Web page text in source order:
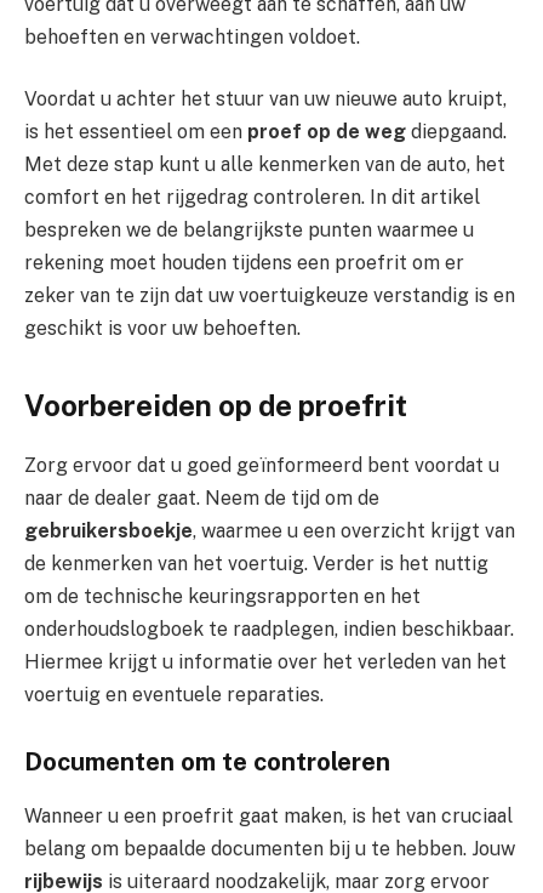
behoeften en verwachtingen voldoet.
Voordat u achter het stuur van uw nieuwe auto kruipt,
is het essentieel om een proef op de weg diepgaand.
Met deze stap kunt u alle kenmerken van de auto, het
comfort en het rijgedrag controleren. In dit artikel
bespreken we de belangrijkste punten waarmee u
rekening moet houden tijdens een proefrit om er
zeker van te zijn dat uw voertuigkeuze verstandig is en
geschikt is voor uw behoeften.
Voorbereiden op de proefrit
Zorg ervoor dat u goed geïnformeerd bent voordat u
naar de dealer gaat. Neem de tijd om de
gebruikersboekje, waarmee u een overzicht krijgt van
de kenmerken van het voertuig. Verder is het nuttig
om de technische keuringsrapporten en het
onderhoudslogboek te raadplegen, indien beschikbaar.
Hiermee krijgt u informatie over het verleden van het
voertuig en eventuele reparaties.
Documenten om te controleren
Wanneer u een proefrit gaat maken, is het van cruciaal
belang om bepaalde documenten bij u te hebben. Jouw
rijbewijs is uiteraard noodzakelijk, maar zorg ervoor